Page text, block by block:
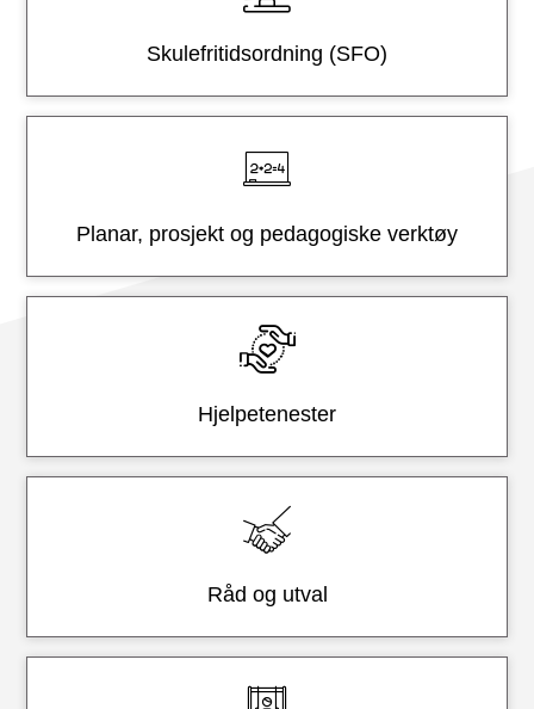
Skulefritidsordning (SFO)
Planar, prosjekt og pedagogiske verktøy
Hjelpetenester
Råd og utval